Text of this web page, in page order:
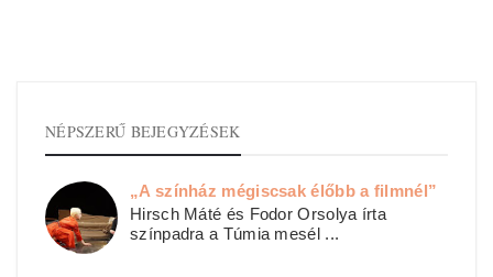
NÉPSZERŰ BEJEGYZÉSEK
„A színház mégiscsak élőbb a filmnél”
Hirsch Máté és Fodor Orsolya írta
színpadra a Túmia mesél ...